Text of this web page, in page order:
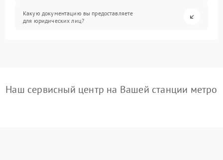
Какую документацию вы предоставляете
для юридических лиц?
Наш сервисный центр на Вашей станции метро